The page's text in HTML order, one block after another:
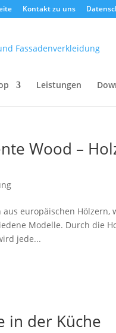
Kontakt zu uns
Leistungen
Wood –
europäischen Hölzern,
Modelle. Durch die
jede...
in der Küche